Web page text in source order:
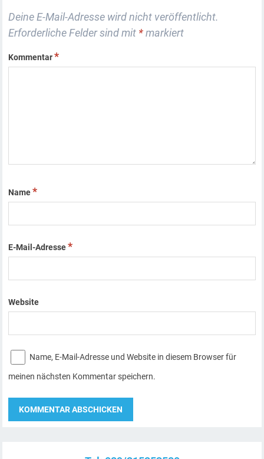
Deine E-Mail-Adresse wird nicht veröffentlicht.
Erforderliche Felder sind mit *markiert
Kommentar*
Name*
E-Mail-Adresse*
Website
Name, E-Mail-Adresse und Website in diesem Browser für
meinen nächsten Kommentar speichern.